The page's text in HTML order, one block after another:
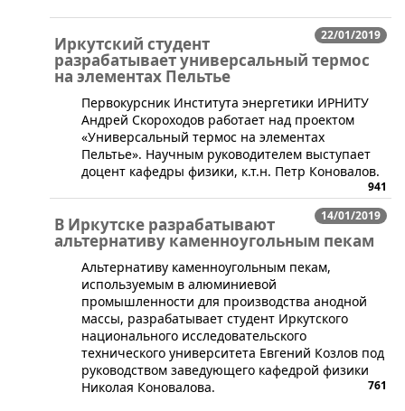
22/01/2019
Иркутский студент
разрабатывает универсальный термос
на элементах Пельтье
​Первокурсник Института энергетики ИРНИТУ
Андрей Скороходов работает над проектом
«Универсальный термос на элементах
Пельтье». Научным руководителем выступает
доцент кафедры физики, к.т.н. Петр Коновалов.
941
14/01/2019
В Иркутске разрабатывают
альтернативу каменноугольным пекам
​Альтернативу каменноугольным пекам,
используемым в алюминиевой
промышленности для производства анодной
массы, разрабатывает студент Иркутского
национального исследовательского
технического университета Евгений Козлов под
руководством заведующего кафедрой физики
Николая Коновалова.
761